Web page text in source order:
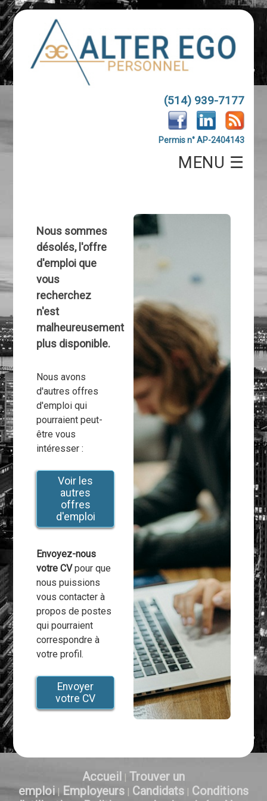
(514) 939-7177
Permis n° AP-2404143
MENU ☰
Nous sommes
désolés, l'offre
d'emploi que
vous
recherchez
n'est
malheureusement
plus disponible.
Nous avons
d'autres offres
d'emploi qui
pourraient peut-
être vous
intéresser :
Voir les
autres
offres
d'emploi
Envoyez-nous
votre CVpour que
nous puissions
vous contacter à
propos de postes
qui pourraient
correspondre à
votre profil.
Envoyer
votre CV
Accueil | Trouver un
emploi| Employeurs | Candidats | Conditions